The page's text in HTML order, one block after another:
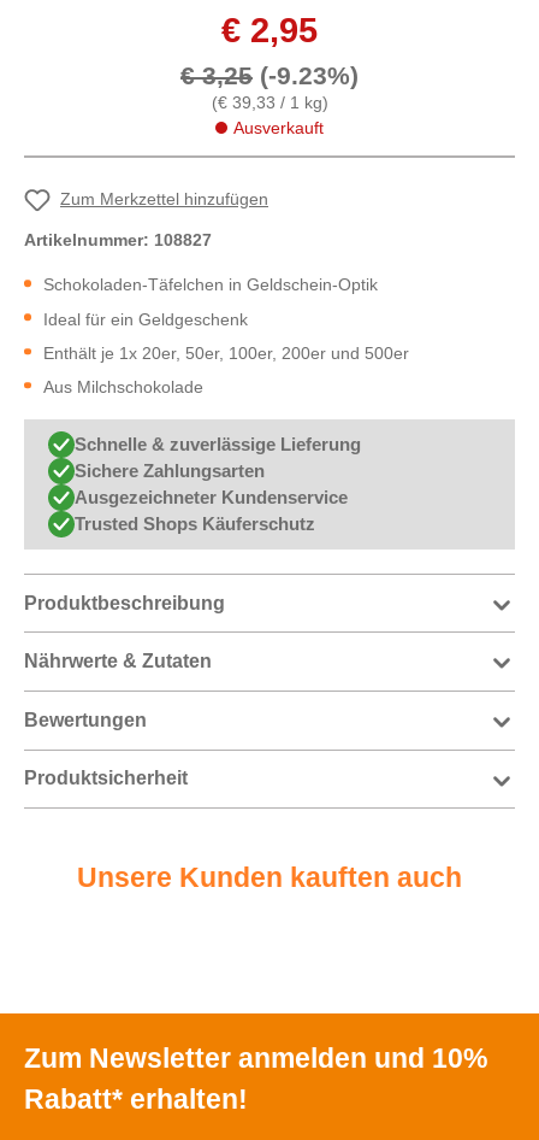
€ 2,95
€ 3,25 (-9.23%)
(€ 39,33 / 1 kg)
Ausverkauft
Zum Merkzettel hinzufügen
Artikelnummer: 108827
Schokoladen-Täfelchen in Geldschein-Optik
Ideal für ein Geldgeschenk
Enthält je 1x 20er, 50er, 100er, 200er und 500er
Aus Milchschokolade
Schnelle & zuverlässige Lieferung
Sichere Zahlungsarten
Ausgezeichneter Kundenservice
Trusted Shops Käuferschutz
Produktbeschreibung
Nährwerte & Zutaten
Bewertungen
Produktsicherheit
Unsere Kunden kauften auch
Zum Newsletter anmelden und 10%
Rabatt* erhalten!